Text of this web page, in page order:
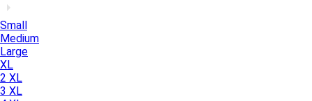
Small
Medium
Large
XL
2 XL
3 XL